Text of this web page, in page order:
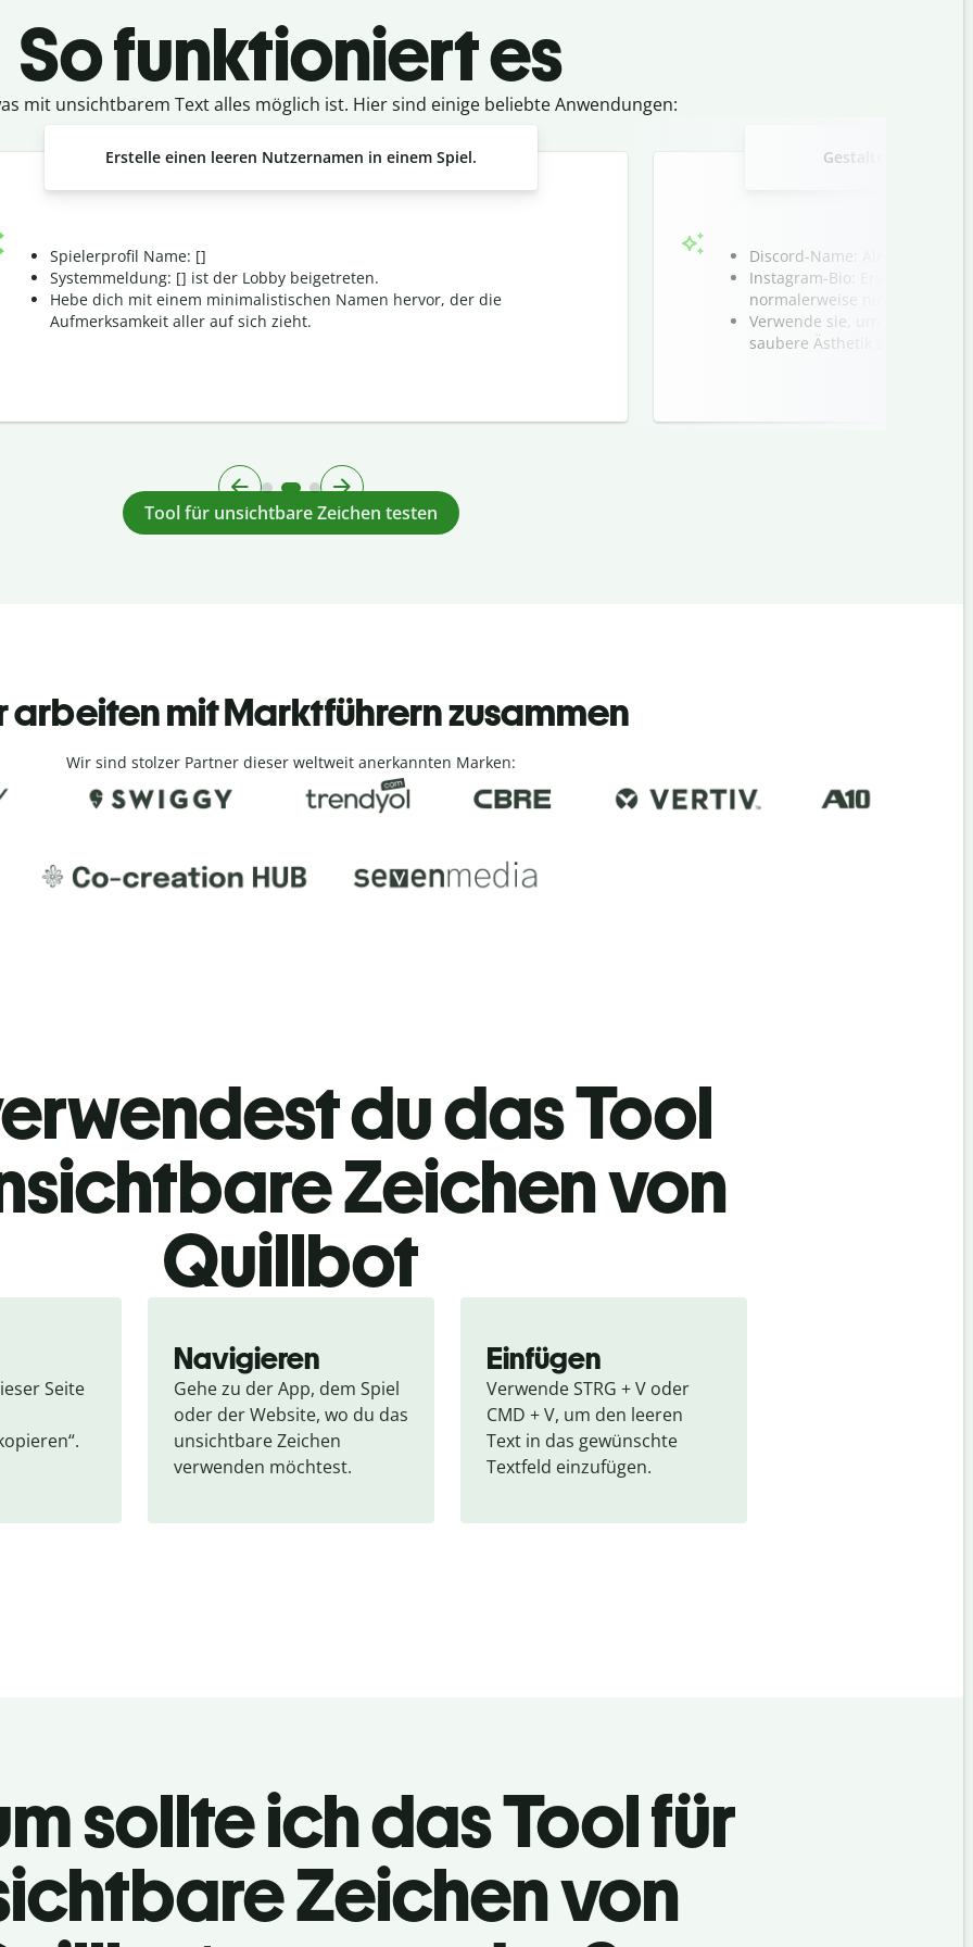
So funktioniert es
mit unsichtbarem Text alles möglich ist. Hier sind einige beliebte Anwendungen:
Erstelle einen leeren Nutzernamen in einem Spiel.
Spielerprofil Name: [ㅤ]
Systemmeldung: [ㅤ] ist der Lobby beigetreten.
Hebe dich mit einem minimalistischen Namen hervor, der die
Aufmerksamkeit aller auf sich zieht.
Gestalte ein
Discord-Name: Alex ㅤツ
Instagram-Bio: Erstelle
normalerweise nicht erlaubt
Verwende sie, um perfekte
saubere Ästhetik zu schaffen.
Tool für unsichtbare Zeichen testen
arbeiten mit Marktführern zusammen
Wir sind stolzer Partner dieser weltweit anerkannten Marken:
du das Tool
Zeichen von
Quillbot
Seite
Navigieren
Gehe zu der App, dem Spiel
oder der Website, wo du das
unsichtbare Zeichen
verwenden möchtest.
Einfügen
Verwende STRG + V oder
CMD + V, um den leeren
Text in das gewünschte
Textfeld einzufügen.
sollte ich das Tool für
Zeichen von